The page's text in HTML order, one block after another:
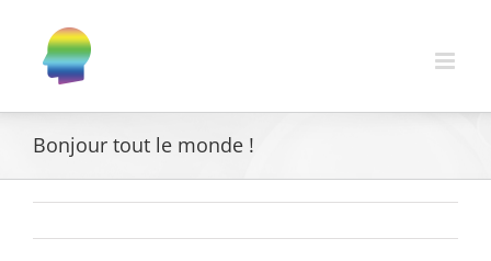
Bonjour tout le monde !